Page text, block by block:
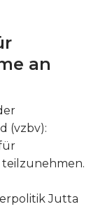
an
(vzbv):
Jutta